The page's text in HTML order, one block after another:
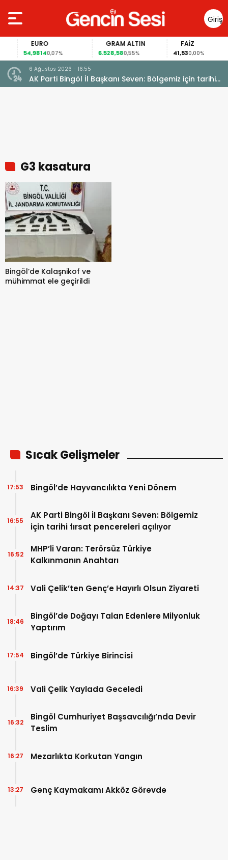
Giriş
Yap
EURO
54,98140,07%
GRAM ALTIN
6.528,580,55%
FAİZ
41,530,00%
6 Ağustos 2026 - 16:55
AK Parti Bingöl İl Başkanı Seven: Bölgemiz için tarihi
fırsat pencereleri açılıyor
G3 kasatura
Bingöl’de Kalaşnikof ve
mühimmat ele geçirildi
Sıcak Gelişmeler
Bingöl’de Hayvancılıkta Yeni Dönem
17:53
AK Parti Bingöl İl Başkanı Seven: Bölgemiz
için tarihi fırsat pencereleri açılıyor
16:55
MHP’li Varan: Terörsüz Türkiye
Kalkınmanın Anahtarı
16:52
Vali Çelik’ten Genç’e Hayırlı Olsun Ziyareti
14:37
Bingöl’de Doğayı Talan Edenlere Milyonluk
Yaptırım
18:46
Bingöl’de Türkiye Birincisi
17:54
Vali Çelik Yaylada Geceledi
16:39
Bingöl Cumhuriyet Başsavcılığı’nda Devir
Teslim
16:32
Mezarlıkta Korkutan Yangın
16:27
Genç Kaymakamı Akköz Görevde
13:27